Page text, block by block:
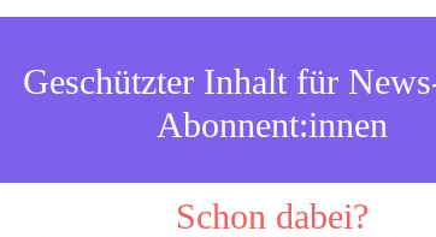
Geschützter Inhalt für
Abonnent:innen
Schon dabei?